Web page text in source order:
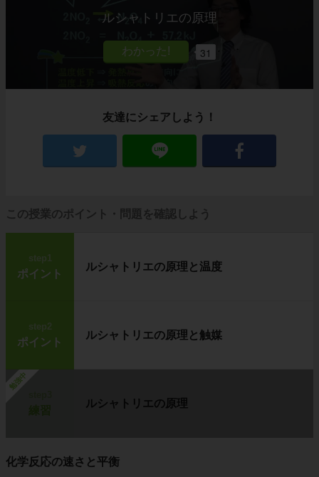
ルシャトリエの原理
31
友達にシェアしよう！
この授業のポイント・問題を確認しよう
step1
ポイント
ルシャトリエの原理と温度
step2
ポイント
ルシャトリエの原理と触媒
勉強中
ルシャトリエの原理
化学反応の速さと平衡